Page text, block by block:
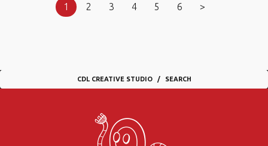
1 2 3 4 5 6 >
CDL CREATIVE STUDIO SEARCH